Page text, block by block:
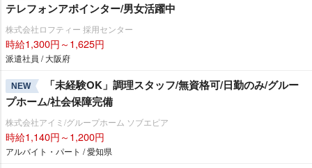
テレフォンアポインター/男女活躍中
株式会社ロフティー 採用センター
時給1,300円～1,625円
派遣社員 / 大阪府
NEW
「未経験OK」調理スタッフ/無資格可/日勤のみ/グルー
プホーム/社会保障完備
株式会社アイミ/グループホーム ソブエピア
時給1,140円～1,200円
アルバイト・パート / 愛知県